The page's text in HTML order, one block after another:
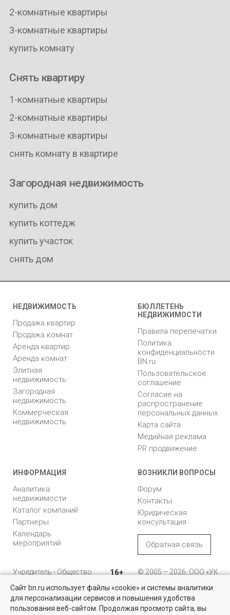
Квартиры на вторичном рынке
2-комнатные квартиры
3-комнатные квартиры
купить комнату
Снять квартиру
1-комнатные квартиры
2-комнатные квартиры
3-комнатные квартиры
снять комнату в квартире
Загородная недвижимость
купить дом
купить коттедж
купить участок
снять дом
НЕДВИЖИМОСТЬ
Продажа квартир
Продажа комнат
Аренда квартир
Аренда комнат
Элитная
недвижимость
Загородная
недвижимость
Коммерческая
недвижимость
БЮЛЛЕТЕНЬ
НЕДВИЖИМОСТИ
Правила перепечатки
Политика
конфиденциальности
BN.ru
Пользовательское
соглашение
Согласие на
распространение
персональных данных
Карта сайта
Медийная реклама
PR продвижение
ИНФОРМАЦИЯ
Аналитика
недвижимости
Каталог компаний
Партнеры
Календарь
мероприятий
ВОЗНИКЛИ ВОПРОСЫ
Форум
Контакты
Юридическая
консультация
Обратная связь
Учредитель - Общество
ответственностью
"Управляющая
компания "Бюллетень
недвижимости"
16+
© 2005 – 2026, ООО «УК
196105, Санкт-
Петербург, пр. Юрия
Гагарина, 1
Сайт bn.ru использует файлы «cookie» и системы аналитики
для персонализации сервисов и повышения удобства
пользования веб-сайтом. Продолжая просмотр сайта, вы